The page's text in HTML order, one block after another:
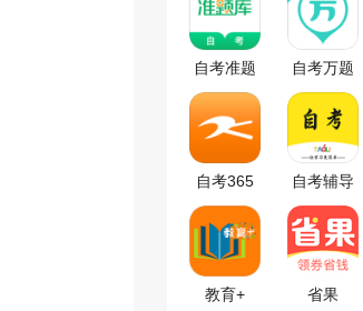
自考准题
库
自考万题
库app
自考365 自考辅导
教育+ 省果